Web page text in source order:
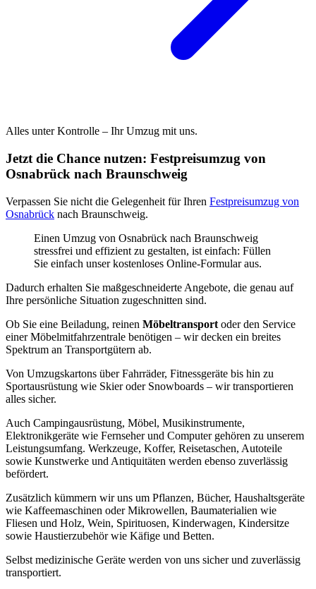
Alles unter Kontrolle – Ihr Umzug mit uns.
Jetzt die Chance nutzen: Festpreisumzug von
Osnabrück nach Braunschweig
Verpassen Sie nicht die Gelegenheit für Ihren Festpreisumzug von
Osnabrück nach Braunschweig.
Einen Umzug von Osnabrück nach Braunschweig
stressfrei und effizient zu gestalten, ist einfach: Füllen
Sie einfach unser kostenloses Online-Formular aus.
Dadurch erhalten Sie maßgeschneiderte Angebote, die genau auf
Ihre persönliche Situation zugeschnitten sind.
Ob Sie eine Beiladung, reinen Möbeltransport oder den Service
einer Möbelmitfahrzentrale benötigen – wir decken ein breites
Spektrum an Transportgütern ab.
Von Umzugskartons über Fahrräder, Fitnessgeräte bis hin zu
Sportausrüstung wie Skier oder Snowboards – wir transportieren
alles sicher.
Auch Campingausrüstung, Möbel, Musikinstrumente,
Elektronikgeräte wie Fernseher und Computer gehören zu unserem
Leistungsumfang. Werkzeuge, Koffer, Reisetaschen, Autoteile
sowie Kunstwerke und Antiquitäten werden ebenso zuverlässig
befördert.
Zusätzlich kümmern wir uns um Pflanzen, Bücher, Haushaltsgeräte
wie Kaffeemaschinen oder Mikrowellen, Baumaterialien wie
Fliesen und Holz, Wein, Spirituosen, Kinderwagen, Kindersitze
sowie Haustierzubehör wie Käfige und Betten.
Selbst medizinische Geräte werden von uns sicher und zuverlässig
transportiert.